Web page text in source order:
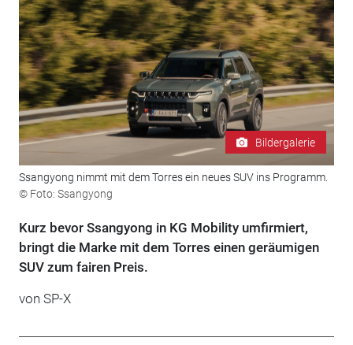
Bildergalerie
Ssangyong nimmt mit dem Torres ein neues SUV ins Programm.
© Foto: Ssangyong
Kurz bevor Ssangyong in KG Mobility umfirmiert,
bringt die Marke mit dem Torres einen geräumigen
SUV zum fairen Preis.
von SP-X